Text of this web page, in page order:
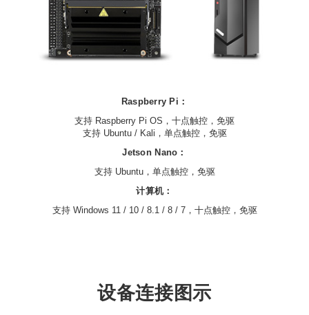
Raspberry Pi：
支持 Raspberry Pi OS，十点触控，免驱
支持 Ubuntu / Kali，单点触控，免驱
Jetson Nano：
支持 Ubuntu，单点触控，免驱
计算机：
支持 Windows 11 / 10 / 8.1 / 8 / 7，十点触控，免驱
设备连接图示